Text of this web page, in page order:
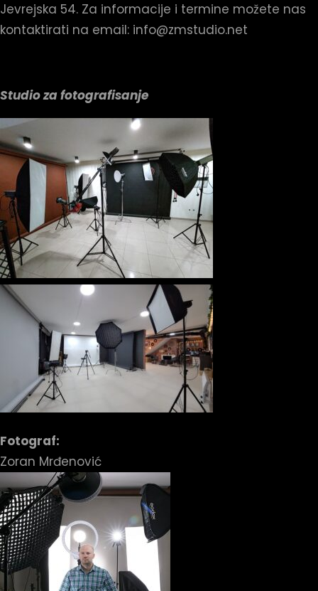
Jevrejska 54. Za informacije i termine možete nas
kontaktirati na email: info@zmstudio.net
Studio za fotografisanje
Fotograf:
Zoran Mrđenović